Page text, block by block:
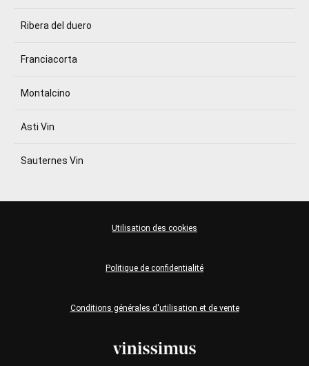
Ribera del duero
Franciacorta
Montalcino
Asti Vin
Sauternes Vin
Conditions générales d'utilisation et de vente
Politique de confidentialité
Utilisation des cookies